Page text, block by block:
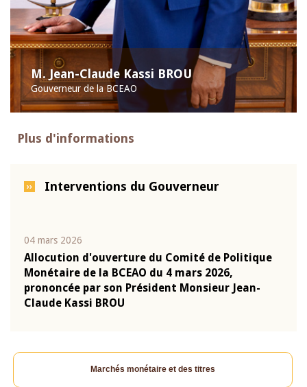
M. Jean-Claude Kassi BROU
Gouverneur de la BCEAO
Plus d'informations
Interventions du Gouverneur
04 mars 2026
Allocution d'ouverture du Comité de Politique
Monétaire de la BCEAO du 4 mars 2026,
prononcée par son Président Monsieur Jean-
Claude Kassi BROU
Marchés monétaire et des titres